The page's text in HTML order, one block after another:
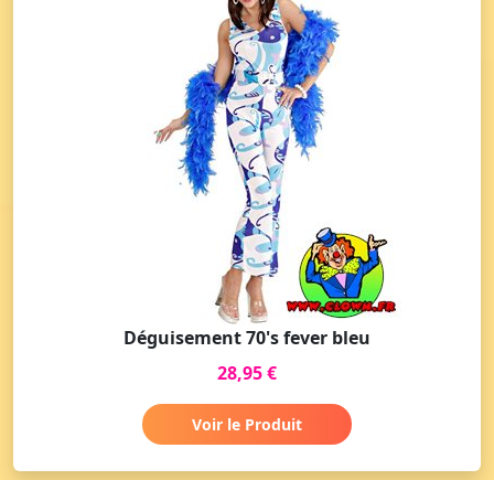
Déguisement 70's fever bleu
28,95 €
Voir le Produit